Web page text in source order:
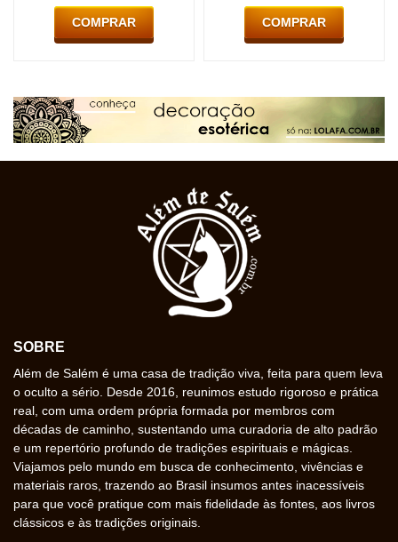
COMPRAR COMPRAR
SOBRE
Além de Salém é uma casa de tradição viva, feita para quem leva
o oculto a sério. Desde 2016, reunimos estudo rigoroso e prática
real, com uma ordem própria formada por membros com
décadas de caminho, sustentando uma curadoria de alto padrão
e um repertório profundo de tradições espirituais e mágicas.
Viajamos pelo mundo em busca de conhecimento, vivências e
materiais raros, trazendo ao Brasil insumos antes inacessíveis
para que você pratique com mais fidelidade às fontes, aos livros
clássicos e às tradições originais.